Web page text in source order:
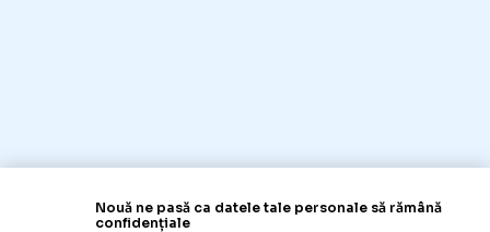
Nouă ne pasă ca datele tale personale să rămână
confidențiale